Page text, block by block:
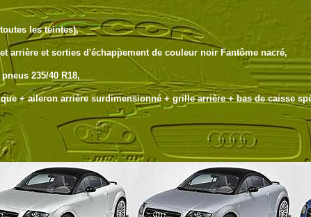
les teintes),
arrière et sorties d'échappement de couleur noir Fantôme nacré,
235/40 R18,
+ aileron arrière surdimensionné + grille arrière + bas de caisse